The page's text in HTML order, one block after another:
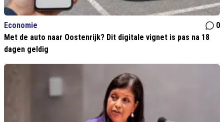
Economie
0
Met de auto naar Oostenrijk? Dit digitale vignet is pas na 18
dagen geldig